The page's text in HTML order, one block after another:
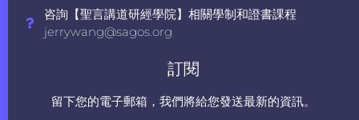
咨詢【聖言講道研經學院】相關學制和證書課程
jerrywang@sagos.org
訂閱
留下您的電子郵箱，我們將給您發送最新的資訊。